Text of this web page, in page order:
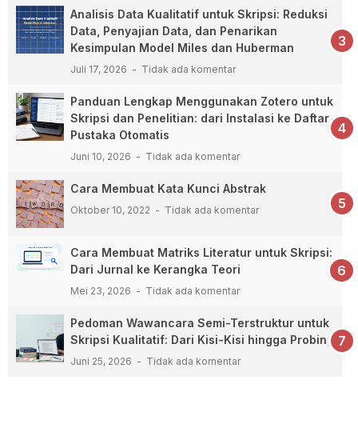
Analisis Data Kualitatif untuk Skripsi: Reduksi
Data, Penyajian Data, dan Penarikan
Kesimpulan Model Miles dan Huberman
Juli 17, 2026 Tidak ada komentar
Panduan Lengkap Menggunakan Zotero untuk
Skripsi dan Penelitian: dari Instalasi ke Daftar
Pustaka Otomatis
Juni 10, 2026 Tidak ada komentar
Cara Membuat Kata Kunci Abstrak
Oktober 10, 2022 Tidak ada komentar
Cara Membuat Matriks Literatur untuk Skripsi:
Dari Jurnal ke Kerangka Teori
Mei 23, 2026 Tidak ada komentar
Pedoman Wawancara Semi-Terstruktur untuk
Skripsi Kualitatif: Dari Kisi-Kisi hingga Probing
Juni 25, 2026 Tidak ada komentar